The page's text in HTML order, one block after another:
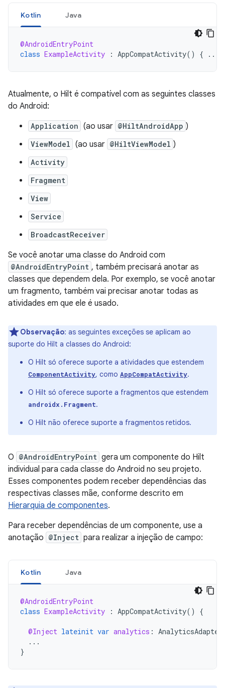
Kotlin Java
@AndroidEntryPoint
class ExampleActivity : AppCompatActivity() { ...
Atualmente, o Hilt é compatível com as seguintes classes
do Android:
Application (ao usar @HiltAndroidApp )
ViewModel (ao usar @HiltViewModel )
Activity
Fragment
View
Service
BroadcastReceiver
Se você anotar uma classe do Android com
@AndroidEntryPoint , também precisará anotar as
classes que dependem dela. Por exemplo, se você anotar
um fragmento, também vai precisar anotar todas as
atividades em que ele é usado.
Observação: as seguintes exceções se aplicam ao
suporte do Hilt a classes do Android:
O Hilt só oferece suporte a atividades que estendem
ComponentActivity, como AppCompatActivity.
O Hilt só oferece suporte a fragmentos que estendem
androidx.Fragment.
O Hilt não oferece suporte a fragmentos retidos.
O @AndroidEntryPoint gera um componente do Hilt
individual para cada classe do Android no seu projeto.
Esses componentes podem receber dependências das
respectivas classes mãe, conforme descrito em
Hierarquia de componentes.
Para receber dependências de um componente, use a
anotação @Inject para realizar a injeção de campo:
Kotlin Java
@AndroidEntryPoint
class ExampleActivity : AppCompatActivity() {
@Inject lateinit var analytics : AnalyticsAdapter
...
}